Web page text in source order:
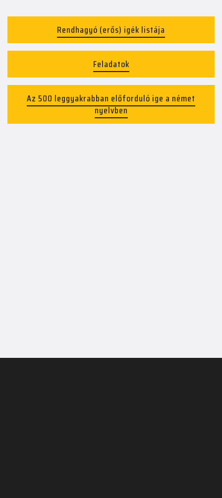
Rendhagyó (erős) igék listája
Feladatok
Az 500 leggyakrabban előforduló ige a német
nyelvben